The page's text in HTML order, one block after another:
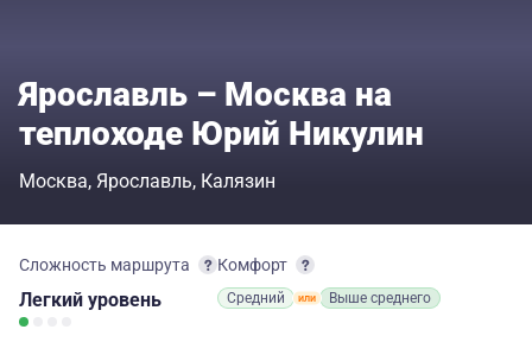
Ярославль – Москва на
теплоходе Юрий Никулин
Москва Ярославль Калязин
Сложность маршрута
Легкий уровень
Комфорт
Средний Выше среднего